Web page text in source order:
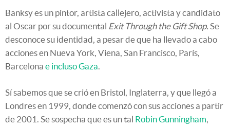
Banksy es un pintor, artista callejero, activista y candidato
al Oscar por su documental Exit Through the Gift Shop. Se
desconoce su identidad, a pesar de que ha llevado a cabo
acciones en Nueva York, Viena, San Francisco, París,
Barcelona e incluso Gaza.
Sí sabemos que se crió en Bristol, Inglaterra, y que llegó a
Londres en 1999, donde comenzó con sus acciones a partir
de 2001. Se sospecha que es un tal Robin Gunningham,